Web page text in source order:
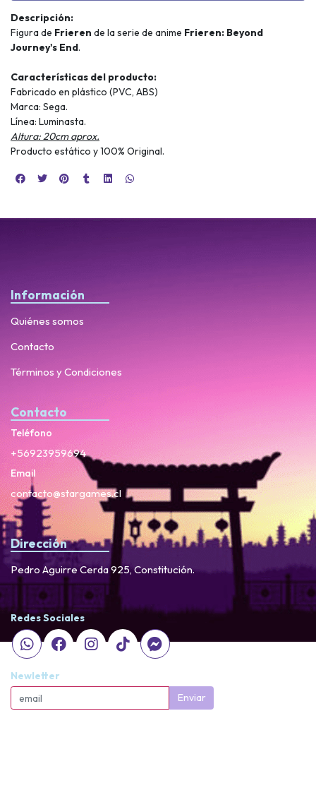
Descripción:
Figura de Frieren de la serie de anime Frieren: Beyond
Journey's End.
Características del producto:
Fabricado en plástico (PVC, ABS)
Marca: Sega.
Línea: Luminasta.
Altura: 20cm aprox.
Producto estático y 100% Original.
Información
Quiénes somos
Contacto
Términos y Condiciones
Contacto
Teléfono
+56923959694
Email
contacto@stargames.cl
Dirección
Pedro Aguirre Cerda 925, Constitución.
Redes Sociales
Newletter
Enviar